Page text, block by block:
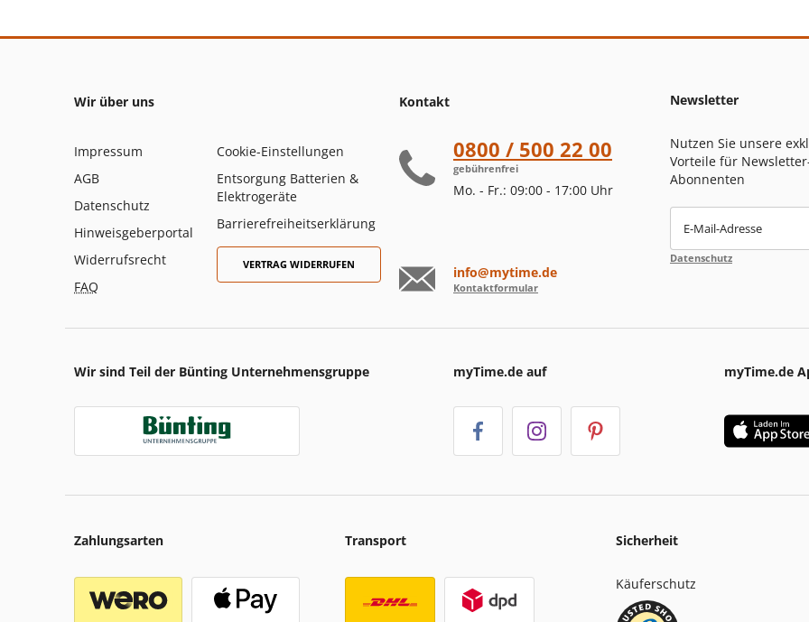
Wir über uns
Impressum
AGB
Datenschutz
Hinweisgeberportal
Widerrufsrecht
FAQ
Cookie-Einstellungen
Entsorgung Batterien &
Elektrogeräte
Barrierefreiheitserklärung
VERTRAG WIDERRUFEN
Kontakt
0800 / 500 22 00
gebührenfrei
Mo. - Fr.: 09:00 - 17:00 Uhr
info@mytime.de
Kontaktformular
Newsletter
Nutzen Sie unsere
Vorteile für
Abonnenten
E-Mail-Adresse
Datenschutz
Wir sind Teil der Bünting Unternehmensgruppe myTime.de auf myTime.de
Zahlungsarten Transport Sicherheit
Käuferschutz